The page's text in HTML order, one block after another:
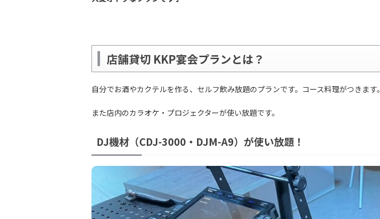
店舗貸切 KKP宴会プランとは？
自分でお酒やカクテルを作る、セルフ飲み放題のプランです。コース料理がつきます。
また店内のカラオケ・プロジェクターが使い放題です。
DJ機材（CDJ-3000・DJM-A9）が使い放題！